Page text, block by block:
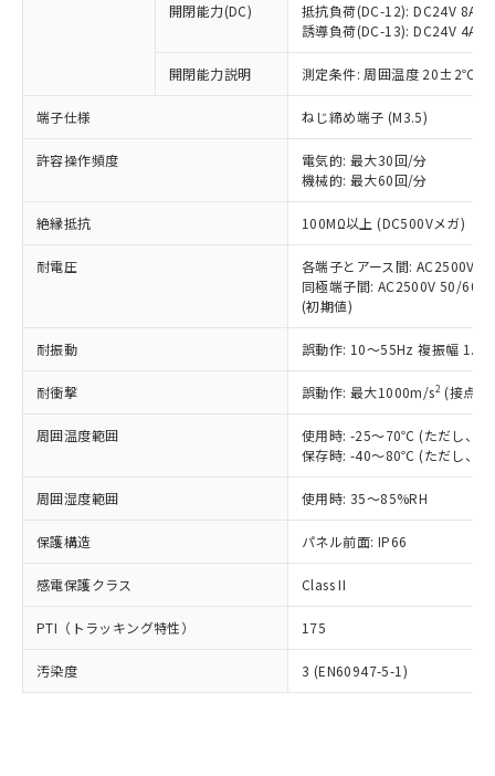
開閉能力(DC)
抵抗負荷(DC-12): DC24V 8A/
誘導負荷(DC-13): DC24V 4A/
開閉能力説明 測定条件: 周囲温度 20±2℃、
端子仕様 ねじ締め端子 (M3.5)
許容操作頻度
電気的: 最大30回/分
機械的: 最大60回/分
絶縁抵抗 100MΩ以上 (DC500Vメガ)
耐電圧
各端子とアース間: AC2500V
同極端子間: AC2500V 50/
(初期値)
耐振動 誤動作: 10～55Hz 複振幅
耐衝撃 誤動作: 最大1000m/s2 (接点
周囲温度範囲
使用時: -25～70℃ (ただし、氷
保存時: -40～80℃ (ただし、氷
周囲湿度範囲 使用時: 35～85%RH
保護構造 パネル前面: IP66
感電保護クラス Class II
PTI（トラッキング特性） 175
汚染度 3 (EN60947-5-1)
以下の条件をお読みいただき、同意のうえ
ご利用ください。
本サービスは、当社制御機器事業取扱
商品の当社在庫状況および標準価格
(税抜)を提供させていただくもので
当社制御機器事業取扱商品の中には、
本サービスの対象外となる商品もある
ことをご了承ください。
在庫状況および標準価格照会結果は、
記載している更新日時点での社内デー
タに基づき作成されるものであり、閲
覧された時点での実際の在庫および標
準価格とは異なる場合があることをご
正式な納期状況および標準価格はお客
様のお取引先、またはお客様担当のオ
ムロン制御機器販売店・当社販売員に
オムロン制御機器販売店や当社販売拠
販売ネットワーク
」をご確認
在庫状況および標準価格結果を当社の
事前の承諾なく第三者に漏洩または開
示しないようお願いします。
マイパーツ機能（部品リスト作成サー
ビス）をご利用いただくには、I-Web
対応予定なし：EU RoHS指令（10物質）の
非含有に非対応の商品で、対応品を出す予
調査・確認中：EU RoHS指令（10物質）の
非含有の対応状況を調査中または確認中の
商品です。
非該当品：ライセンス料など無形物で、有
害物質有無と関係のない商品です。
仕入先様の事情により、非含有部品として
いたものが、含有品と判明した場合などや
むを得ず変更することがあります。
鉛(Pb) 1000ppm以下、 水銀(Hg) 1000ppm以下、 カド
六価クロム(Cr(Ⅵ)) 1000ppm以下、ポリ臭化ビフェニル
類(PBB) 1000ppm以下、ポリ臭化ジフェニルエーテル類
ルベンジル（BBP） 1000ppm以下、フタル酸ジブチル
（DBP） 1000ppm以下、フタル酸ジイソブチル
但し、RoHS指令で産業用監視および制御機器に対する
適用除外項目は除く。
フタル酸エステル類の４物質については閾値を超える意
図的な使用がないことを確認しています。
部品在庫の切り替え状況などにより、予定
月が前後することがあります。
「○」：最大均質材料含有率が中国RoHSの
基準値以下であることを示します。
「×」：最大均質材料含有率が中国RoHSの
基準値を超えていることを示します。
「－」：未確認です。当社販売部門へお問
*中国RoHS10物質の基準値 (GB/T26572)：
Pb(鉛) :1000ppm、 Hg(水銀) : 1000ppm、 Cd(カドミウ
Cr(Ⅵ)(六価クロム) : 1000ppm、 PBBs(ポリ臭化ビフェ
ニル類) : 1000ppm、 PBDEs(ポリ臭化ジフェニルエーテ
ル類) : 1000ppm、
DBP(フタル酸ジブチル) : 1000ppm、 DIBP(フタル酸ジ
イソブチル) : 1000ppm、 BBP(フタル酸ブチルベンジ
DEHP(フタル酸ビス(2-エチルヘキシル)) : 1000ppm
「ｅ」：有害物質（10物質）のすべてが基
準値以下であることを示します。
「10」：通常の使用状況下において有害物
質が外部に漏えいし、環境に深刻な影響を
及ぼさない年数を意味します。
当社は、これら貴社製品のうち、外国
為替および外国貿易法に定める商品
（以下｢規制貨物等」という）を輸出
または国外への提供する場合は、日本
国政府の輸出許可(または役務取引許
可)を取得するなどの必要な手続きを
当社は規制貨物を破棄する場合は、完
全に破砕するなど、違法に輸出されな
いよう必要な手段を講じます。
当社は貴社製品を、核兵器、ミサイ
ル、化学兵器、生物兵器またはその他
武器並びにこれらの製造装置等に一切
当社は、貴社製品を第三者に販売する
場合は、上記1、2および3の内容を当
該第三者に通知します。また当社は、
販売先および販売に係わる関係者が違
法に輸出するおそれがある場合は、取
り引きをいたしません。
一定数以上の在庫あり
一定数には満たないが在庫あり
在庫なし(最新の在庫状況につ
いては、お客様のお取引先、ま
たはお客様担当のオムロン制御
機器販売店・当社販売員にご確
受注生産機種、また在庫状況の
情報を公開していない機種